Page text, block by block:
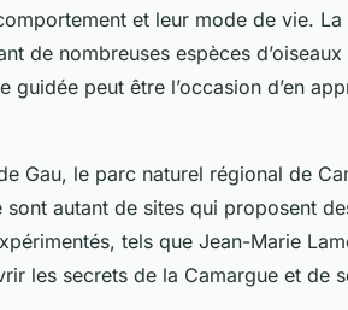
et leur mode de vie. La
de nombreuses espèces
guidée peut être l’occasion d’en
Gau, le parc naturel régional de
autant de sites qui proposent
tels que Jean-Marie
les secrets de la Camargue et de